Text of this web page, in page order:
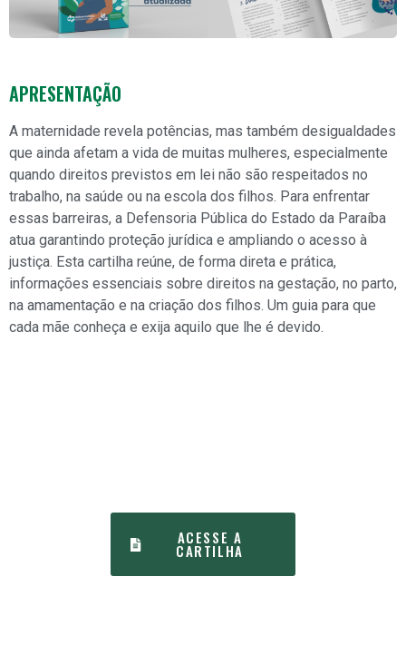
APRESENTAÇÃO
A maternidade revela potências, mas também desigualdades
que ainda afetam a vida de muitas mulheres, especialmente
quando direitos previstos em lei não são respeitados no
trabalho, na saúde ou na escola dos filhos. Para enfrentar
essas barreiras, a Defensoria Pública do Estado da Paraíba
atua garantindo proteção jurídica e ampliando o acesso à
justiça. Esta cartilha reúne, de forma direta e prática,
informações essenciais sobre direitos na gestação, no parto,
na amamentação e na criação dos filhos. Um guia para que
cada mãe conheça e exija aquilo que lhe é devido.
ACESSE A
CARTILHA